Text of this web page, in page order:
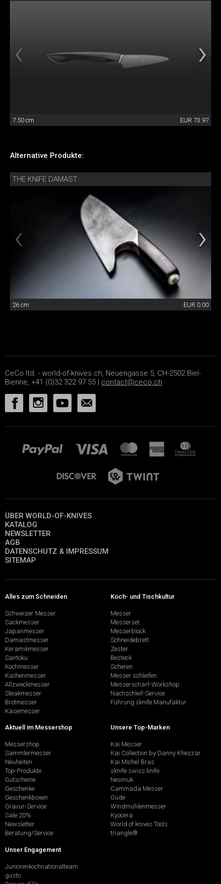
7.50 cm EUR 73.97
Alternative Produkte:
THE KNIFE DAMAST
26 cm EUR 0.00
CeCo ltd. - world-of-knives.ch, Neuengasse 5, CH-2502 Biel-
Bienne, +41 (0)32 322 97 55 | contact@ceco.ch
ÜBER WORLD-OF-KNIVES
KATALOG
NEWSLETTER
AGB
DATENSCHUTZ & IMPRESSUM
SITEMAP
Alles zum Schneiden
Schweizer Messer
Sackmesser
Japanmesser
Damastmesser
Keramikmesser
Santoku
Kochmesser
Küchenmesser
Allzweckmesser
Steakmesser
Brotmesser
Käsemesser
Koch- und Tischkultur
Messer
Messerset
Messerblock
Schneidebrett
Zester
Besteck
Scheren
Messer schleifen
Messerschärf-Workshop
Nachschleif-Service
Führung sknife Manufaktur
Aktuell im Messershop
Messershop
Sammlermesser
Neuheiten
Top-Produkte
Gutscheine
Geschenke
Geschenkboxen
Gravur-Service
Sale 20%
Newsletter
Beratung/Service
Unsere Top-Marken
Kai Messer
Kai Collection by Danny Khezzar
Kai Michel Bras
sknife swiss knife
Nesmuk
Caminada Messer
Güde
Windmühlenmesser
Kyocera
World of knives Tools
triangle®
Unser Engagement
Juniorenkochnationalteam
gusto